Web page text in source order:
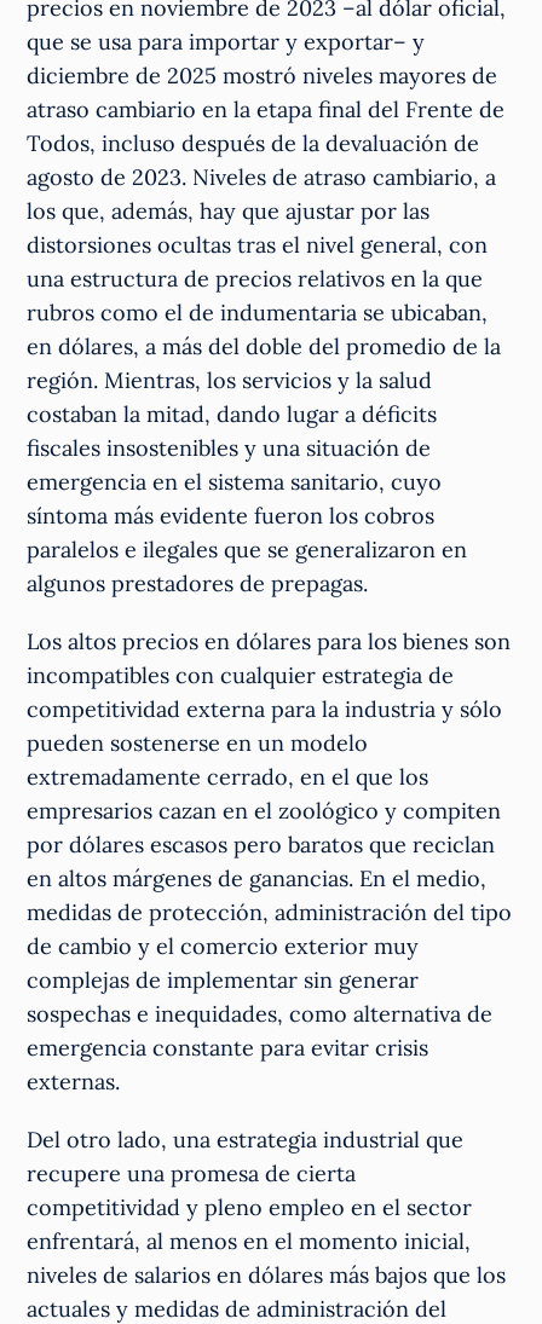
precios en noviembre de 2023 –al dólar oficial,
que se usa para importar y exportar– y
diciembre de 2025 mostró niveles mayores de
atraso cambiario en la etapa final del Frente de
Todos, incluso después de la devaluación de
agosto de 2023. Niveles de atraso cambiario, a
los que, además, hay que ajustar por las
distorsiones ocultas tras el nivel general, con
una estructura de precios relativos en la que
rubros como el de indumentaria se ubicaban,
en dólares, a más del doble del promedio de la
región. Mientras, los servicios y la salud
costaban la mitad, dando lugar a déficits
fiscales insostenibles y una situación de
emergencia en el sistema sanitario, cuyo
síntoma más evidente fueron los cobros
paralelos e ilegales que se generalizaron en
algunos prestadores de prepagas.
Los altos precios en dólares para los bienes son
incompatibles con cualquier estrategia de
competitividad externa para la industria y sólo
pueden sostenerse en un modelo
extremadamente cerrado, en el que los
empresarios cazan en el zoológico y compiten
por dólares escasos pero baratos que reciclan
en altos márgenes de ganancias. En el medio,
medidas de protección, administración del tipo
de cambio y el comercio exterior muy
complejas de implementar sin generar
sospechas e inequidades, como alternativa de
emergencia constante para evitar crisis
externas.
Del otro lado, una estrategia industrial que
recupere una promesa de cierta
competitividad y pleno empleo en el sector
enfrentará, al menos en el momento inicial,
niveles de salarios en dólares más bajos que los
actuales y medidas de administración del